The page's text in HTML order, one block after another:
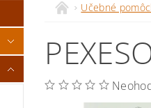
Učebné